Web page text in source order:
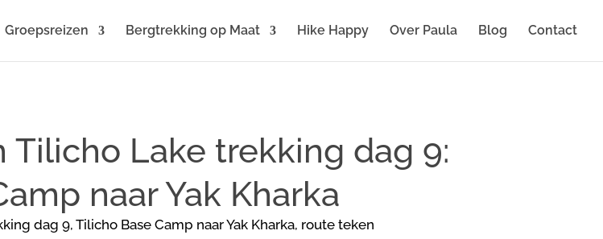
Groepsreizen Bergtrekking op Maat Hike Happy Over Paula Blog Contact
Tilicho Lake trekking dag 9:
naar Yak Kharka